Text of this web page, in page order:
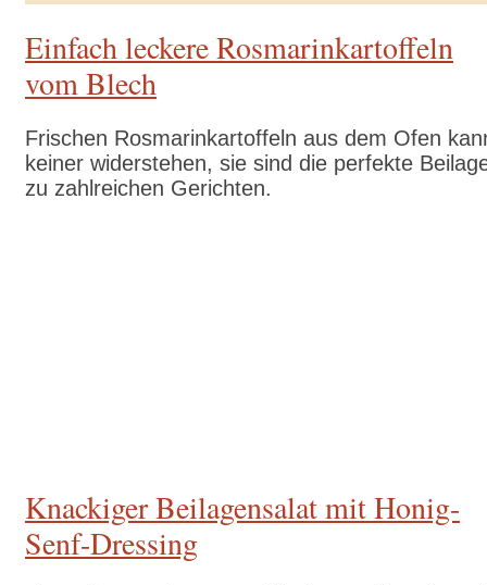
Einfach leckere Rosmarinkartoffeln
vom Blech
Frischen Rosmarinkartoffeln aus dem Ofen
keiner widerstehen, sie sind die perfekte
zu zahlreichen Gerichten.
Knackiger Beilagensalat mit Honig-
Senf-Dressing